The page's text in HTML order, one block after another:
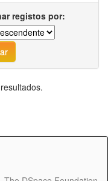
registos por: